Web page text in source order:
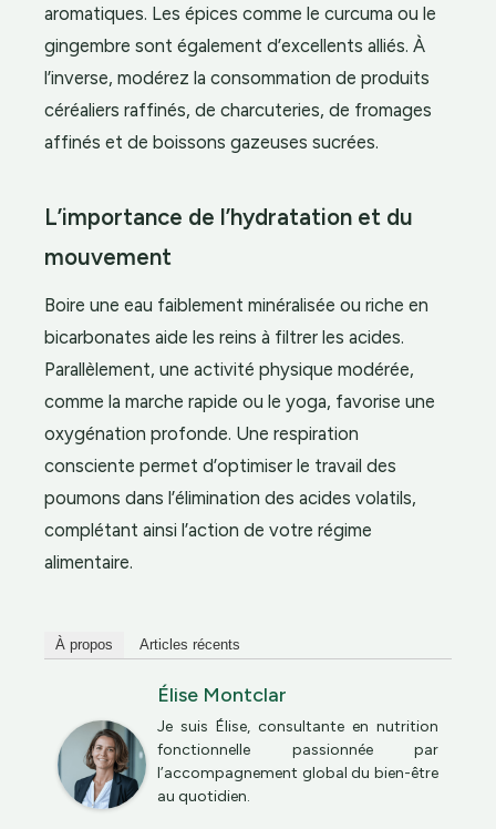
aromatiques. Les épices comme le curcuma ou le
gingembre sont également d’excellents alliés. À
l’inverse, modérez la consommation de produits
céréaliers raffinés, de charcuteries, de fromages
affinés et de boissons gazeuses sucrées.
L’importance de l’hydratation et du
mouvement
Boire une eau faiblement minéralisée ou riche en
bicarbonates aide les reins à filtrer les acides.
Parallèlement, une activité physique modérée,
comme la marche rapide ou le yoga, favorise une
oxygénation profonde. Une respiration
consciente permet d’optimiser le travail des
poumons dans l’élimination des acides volatils,
complétant ainsi l’action de votre régime
alimentaire.
À propos Articles récents
Élise Montclar
Je suis Élise, consultante en nutrition
fonctionnelle passionnée par
l’accompagnement global du bien-être
au quotidien.